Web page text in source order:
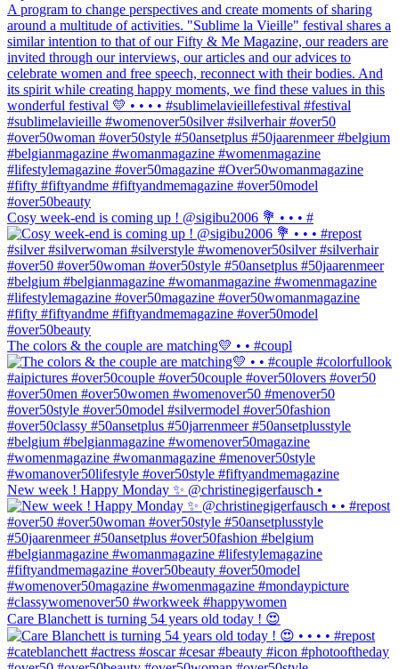
Cosy week-end is coming up ! @sigibu2006 💐 • • • #
The colors & the couple are matching💛 • • #coupl
New week ! Happy Monday ✨ @christinegigerfausch •
Care Blanchett is turning 54 years old today ! 😍